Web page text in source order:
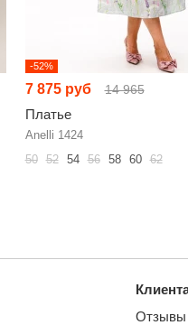
-52%
7 875 руб 14 965
Платье
Anelli 1424
50 52 54 56 58 60 62
Отзывы